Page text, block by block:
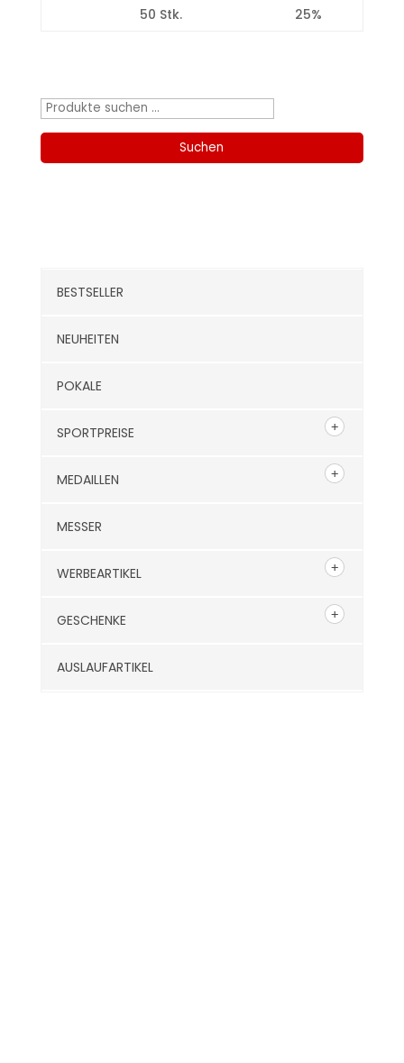
50 Stk. 25%
Suchen
Suchen
BESTSELLER
NEUHEITEN
POKALE
SPORTPREISE
MEDAILLEN
MESSER
WERBEARTIKEL
GESCHENKE
AUSLAUFARTIKEL